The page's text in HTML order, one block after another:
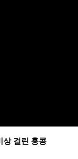
상 걸린 홍콩